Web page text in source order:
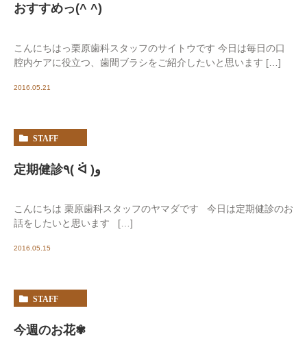
おすすめっ(^ ^)
こんにちはっ栗原歯科スタッフのサイトウです 今日は毎日の口
腔内ケアに役立つ、歯間ブラシをご紹介したいと思います […]
2016.05.21
STAFF
定期健診٩( ᐛ )و
こんにちは 栗原歯科スタッフのヤマダです 今日は定期健診のお
話をしたいと思います […]
2016.05.15
STAFF
今週のお花✾